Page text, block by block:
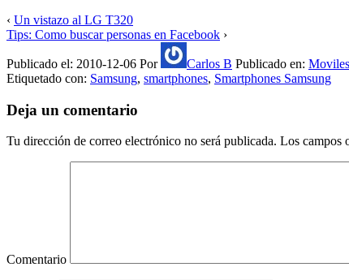
‹ Un vistazo al LG T320
Tips: Como buscar personas en Facebook ›
Publicado el: 2010-12-06 Por Carlos B Publicado en: Moviles
Etiquetado con: Samsung, smartphones, Smartphones Samsung
Deja un comentario
Tu dirección de correo electrónico no será publicada. Los campos
Comentario